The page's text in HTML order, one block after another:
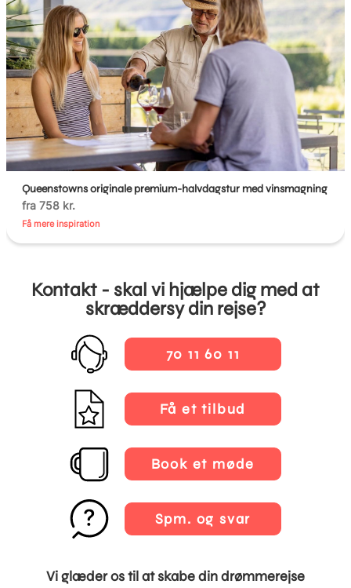
Queenstowns originale premium-halvdagstur med vinsmagning
fra 758 kr.
Få mere inspiration
Kontakt - skal vi hjælpe dig med at
skræddersy din rejse?
70 11 60 11
Få et tilbud
Book et møde
Spm. og svar
Vi glæder os til at skabe din drømmerejse